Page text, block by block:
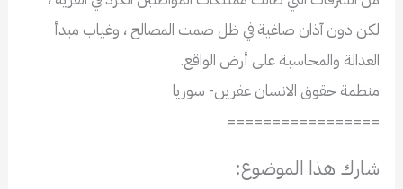
لكن دون آذان صاغية في ظل صمت المصالح ، وغياب مبدأ
العدالة والمحاسبة على أرض الواقع.
منظمة حقوق الانسان عفرين- سوريا
=================
شارك هذا الموضوع: